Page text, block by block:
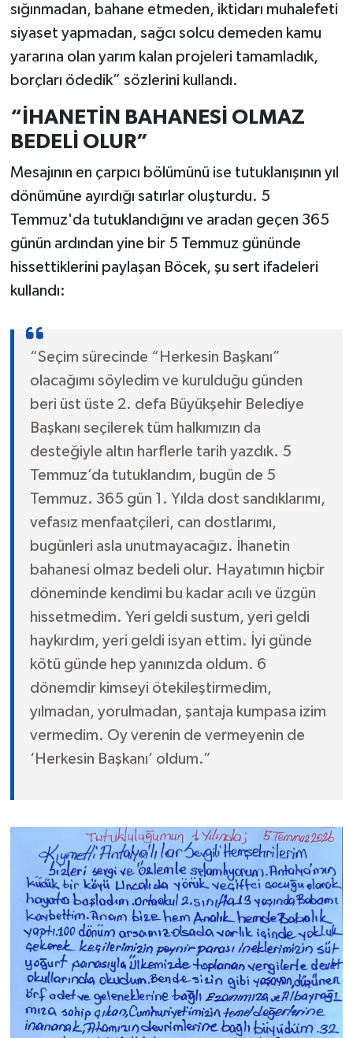
sığınmadan, bahane etmeden, iktidarı muhalefeti
siyaset yapmadan, sağcı solcu demeden kamu
yararına olan yarım kalan projeleri tamamladık,
borçları ödedik” sözlerini kullandı.
“İHANETİN BAHANESİ OLMAZ
BEDELİ OLUR”
Mesajının en çarpıcı bölümünü ise tutuklanışının yıl
dönümüne ayırdığı satırlar oluşturdu. 5
Temmuz'da tutuklandığını ve aradan geçen 365
günün ardından yine bir 5 Temmuz gününde
hissettiklerini paylaşan Böcek, şu sert ifadeleri
kullandı:
“Seçim sürecinde “Herkesin Başkanı”
olacağımı söyledim ve kurulduğu günden
beri üst üste 2. defa Büyükşehir Belediye
Başkanı seçilerek tüm halkımızın da
desteğiyle altın harflerle tarih yazdık. 5
Temmuz’da tutuklandım, bugün de 5
Temmuz. 365 gün 1. Yılda dost sandıklarımı,
vefasız menfaatçileri, can dostlarımı,
bugünleri asla unutmayacağız. İhanetin
bahanesi olmaz bedeli olur. Hayatımın hiçbir
döneminde kendimi bu kadar acılı ve üzgün
hissetmedim. Yeri geldi sustum, yeri geldi
haykırdım, yeri geldi isyan ettim. İyi günde
kötü günde hep yanınızda oldum. 6
dönemdir kimseyi ötekileştirmedim,
yılmadan, yorulmadan, şantaja kumpasa izim
vermedim. Oy verenin de vermeyenin de
‘Herkesin Başkanı’ oldum.”